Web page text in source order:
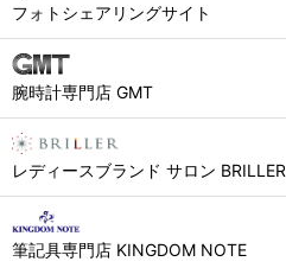
フォトシェアリングサイト
腕時計専門店 GMT
レディースブランド サロン BRILLER
筆記具専門店 KINGDOM NOTE